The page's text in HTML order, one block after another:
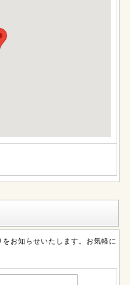
お知らせいたします。お気軽に